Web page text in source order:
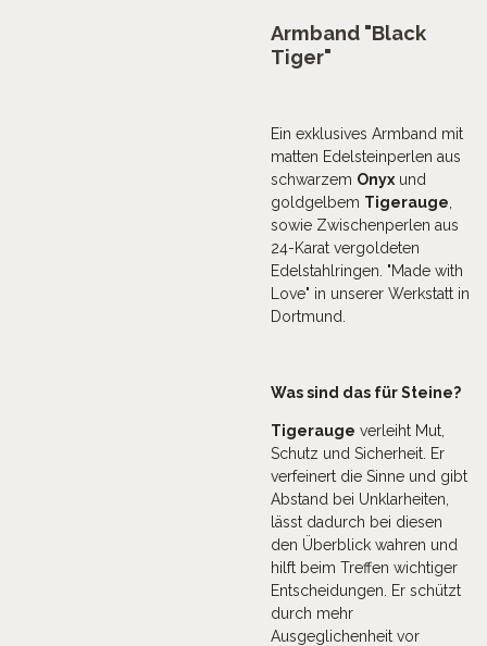
Armband "Black
Tiger"
Ein exklusives Armband mit
matten Edelsteinperlen aus
schwarzem Onyx und
goldgelbem Tigerauge
sowie Zwischenperlen aus
24-Karat vergoldeten
Edelstahlringen. "Made with
Love" in unserer Werkstatt in
Dortmund.
Was sind das für Steine?
Tigerauge verleiht Mut,
Schutz und Sicherheit. Er
verfeinert die Sinne und gibt
Abstand bei Unklarheiten,
lässt dadurch bei diesen
den Überblick wahren und
hilft beim Treffen wichtiger
Entscheidungen. Er schützt
durch mehr
Ausgeglichenheit vor